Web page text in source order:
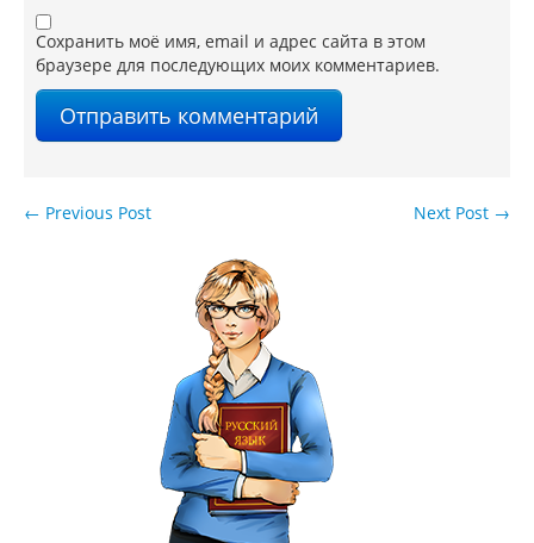
Сохранить моё имя, email и адрес сайта в этом
браузере для последующих моих комментариев.
Next Post →
← Previous Post